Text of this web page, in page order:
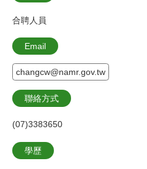
合聘人員
Email
changcw@namr.gov.tw
聯絡方式
(07)3383650
學歷